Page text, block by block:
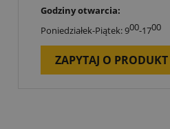
Godziny otwarcia:
Poniedziałek-Piątek: 900-1700
ZAPYTAJ O PRODUKT